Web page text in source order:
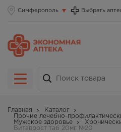
Симферополь Выбрать
Главная
Каталог
Прочие лечебно-
Мужское здоровье
Витапрост таб 20мг №20